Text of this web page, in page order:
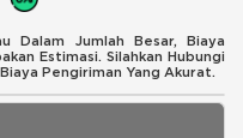
Dalam Jumlah Besar, Biaya
Estimasi. Silahkan Hubungi
Pengiriman Yang Akurat.